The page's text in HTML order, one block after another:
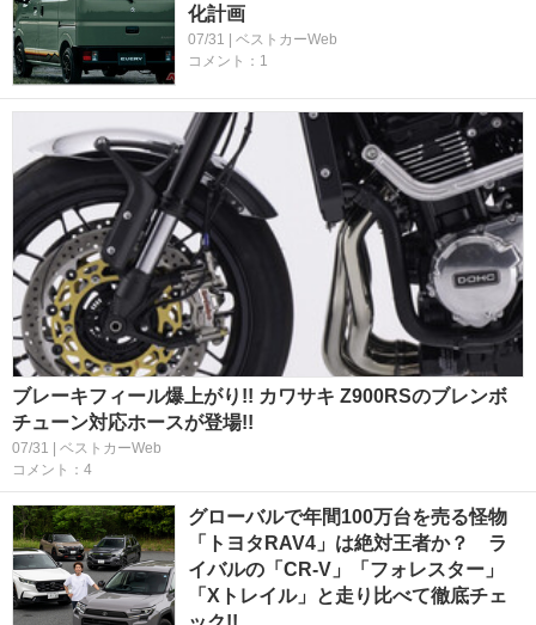
化計画
07/31 | ベストカーWeb
コメント：1
ブレーキフィール爆上がり!! カワサキ Z900RSのブレンボ
チューン対応ホースが登場!!
07/31 | ベストカーWeb
コメント：4
グローバルで年間100万台を売る怪物
「トヨタRAV4」は絶対王者か？ ラ
イバルの「CR-V」「フォレスター」
「Xトレイル」と走り比べて徹底チェ